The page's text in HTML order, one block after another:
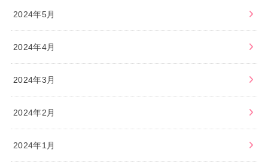
2024年5月
2024年4月
2024年3月
2024年2月
2024年1月